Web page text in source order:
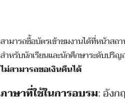
สามารถซื้อบัตรเข้าชมงานได้ที่หน้าสถ
สำหรับนักเรียนและนักศึกษาระดับปริ
ไม่สามารถขอเงินคืนได้
ภาษาที่ใช้ในการอบรม: อังก